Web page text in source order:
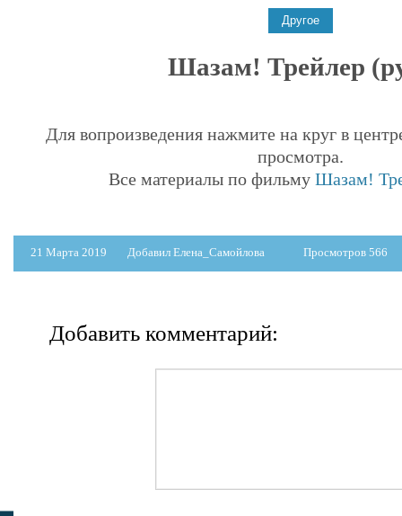
Шазам! Трейлер
Для вопроизведения нажмите на круг в
просмотра.
Все материалы по фильму Шазам!
21 Марта 2019 Добавил Елена_Самойлова Просмотров 566
Добавить комментарий: